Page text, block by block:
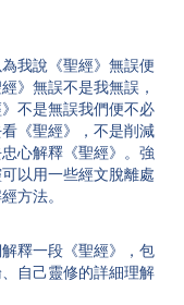
我說《聖經》無誤便
》無誤不是我無誤，
不是無誤我們便不必
《聖經》，不是削減
心解釋《聖經》。強
以用一些經文脫離處
方法。
釋一段《聖經》，包
自己靈修的詳細理解